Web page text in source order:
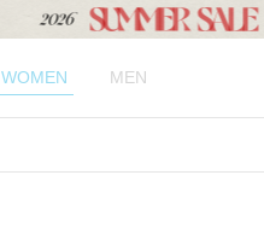
WOMEN MEN